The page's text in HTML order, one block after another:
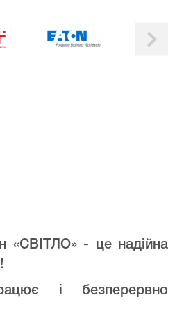
«СВІТЛО» - це надійна
і безперервно